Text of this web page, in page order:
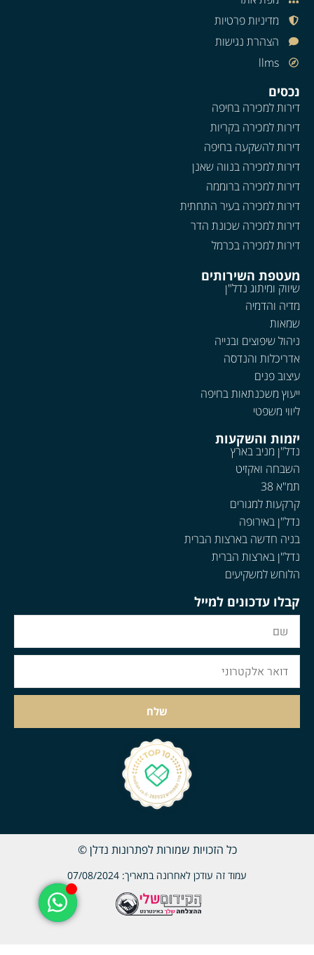
מדיניות פרטיות
הצהרת נגישות
llms
נכסים
דירות למכירה בחיפה
דירות למכירה בקריות
דירות להשקעה בחיפה
דירות למכירה בנווה שאנן
דירות למכירה ברוממה
דירות למכירה בעיר התחתית
דירות למכירה שכונת הדר
דירות למכירה בכרמל
מעטפת השירותים
שיווק ומיתוג נדל"ן
מדיה והדמיה
שמאות
ניהול שיפוצים ובנייה
אדריכלות והנדסה
עיצוב פנים
ייעוץ משכנתאות בחיפה
ליווי משפטי
יזמות והשקעות
נדל"ן מניב בארץ
השבחה ואקזיט
תמ"א 38
קרקעות למגורים
נדל"ן באירופה
בניה חדשה בארצות הברית
נדל"ן בארצות הברית
הלוחש למשקיעים
קבלו עדכונים למייל
שלח
כל הזכויות שמורות לפתרונות נדלן ©
עמוד זה עודכן לאחרונה בתאריך: 07/08/2024